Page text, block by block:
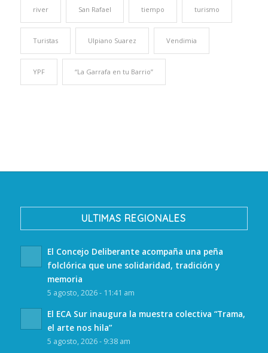
river San Rafael tiempo turismo
Turistas Ulpiano Suarez Vendimia
YPF “La Garrafa en tu Barrio”
ULTIMAS REGIONALES
El Concejo Deliberante acompaña una peña
folclórica que une solidaridad, tradición y
memoria
5 agosto, 2026 - 11:41 am
El ECA Sur inaugura la muestra colectiva “Trama,
el arte nos hila”
5 agosto, 2026 - 9:38 am